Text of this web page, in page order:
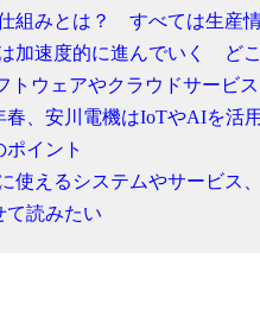
組みとは？ すべては生産
加速度的に進んでいく ど
トウェアやクラウドサービ
春、安川電機はIoTやAIを活
ポイント
使えるシステムやサービス
て読みたい